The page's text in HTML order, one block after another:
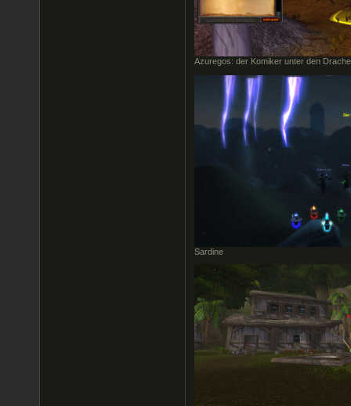
Azuregos: der Komiker unter den
Sardine